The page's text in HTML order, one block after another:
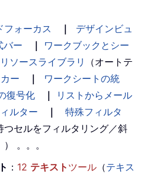
フォーカス ｜
デザインビュ
バー ｜
ワークブックとシー
リソースライブラリ
（オートテ
ー ｜
ワークシートの統
復号化 ｜
リストからメール
ルター ｜
特殊フィルタ
つセルをフィルタリング／斜
。。。
： 12 テキスト ツール （テキス